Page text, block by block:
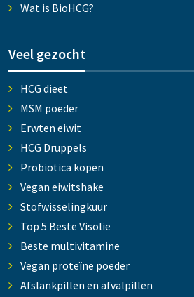
Wat is BioHCG?
Veel gezocht
HCG dieet
MSM poeder
Erwten eiwit
HCG Druppels
Probiotica kopen
Vegan eiwitshake
Stofwisselingkuur
Top 5 Beste Visolie
Beste multivitamine
Vegan proteïne poeder
Afslankpillen en afvalpillen